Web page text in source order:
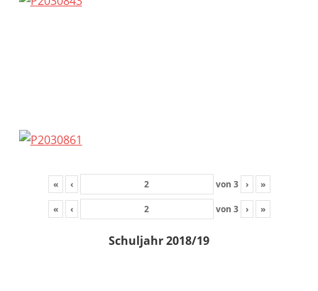
« ‹ von 3 › »
« ‹ von 3 › »
Schuljahr 2018/19